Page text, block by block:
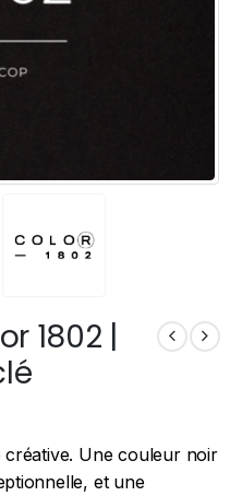
1802 |
créative. Une couleur noir
et une